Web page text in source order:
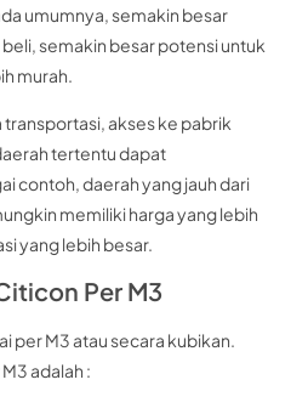
umumnya, semakin besar
semakin besar potensi untuk
murah.
akses ke pabrik
tertentu dapat
contoh, daerah yang jauh dari
memiliki harga yang lebih
yang lebih besar.
Per M3
per M3 atau secara kubikan.
adalah :